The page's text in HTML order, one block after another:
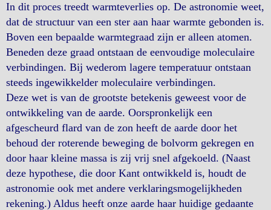
In dit proces treedt warmteverlies op. De astronomie weet,
dat de structuur van een ster aan haar warmte gebonden is.
Boven een bepaalde warmtegraad zijn er alleen atomen.
Beneden deze graad ontstaan de eenvoudige moleculaire
verbindingen. Bij wederom lagere temperatuur ontstaan
steeds ingewikkelder moleculaire verbindingen.
Deze wet is van de grootste betekenis geweest voor de
ontwikkeling van de aarde. Oorspronkelijk een
afgescheurd flard van de zon heeft de aarde door het
behoud der roterende beweging de bolvorm gekregen en
door haar kleine massa is zij vrij snel afgekoeld. (Naast
deze hypothese, die door Kant ontwikkeld is, houdt de
astronomie ook met andere verklaringsmogelijkheden
rekening.) Aldus heeft onze aarde haar huidige gedaante